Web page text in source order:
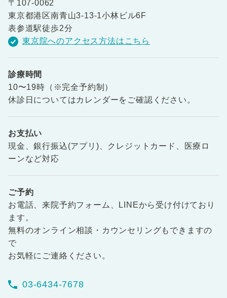
〒107-0062
東京都港区南青山3-13-1小林ビル6F
表参道駅徒歩2分
東京院へのアクセス方法はこちら
診療時間
10〜19時（※完全予約制）
休診日についてはカレンダーをご確認ください。
お支払い
現金、銀行振込(アプリ)、クレジットカード、医療ロ
ーンなど対応
ご予約
お電話、来院予約フォーム、LINEから受け付けており
ます。
無料のオンライン相談・カウンセリングもできますの
で
お気軽にご連絡ください。
03-6434-7678